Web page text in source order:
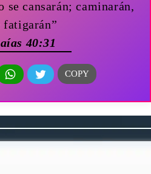
se cansarán; caminarán,
fatigarán”
40:31